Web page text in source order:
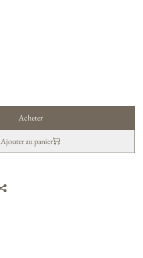
Acheter
Ajouter au panier